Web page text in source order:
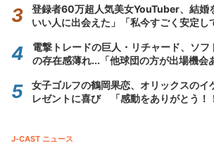
登録者60万超人気美女YouTuber、結
いい人に出会えた」「私今すごく安定し
電撃トレードの巨人・リチャード、ソフ
の存在感薄れ...「他球団の方が出場機会
女子ゴルフの鶴岡果恋、オリックスのイ
レゼントに喜び 「感動をありがとう！
J-CAST ニュース